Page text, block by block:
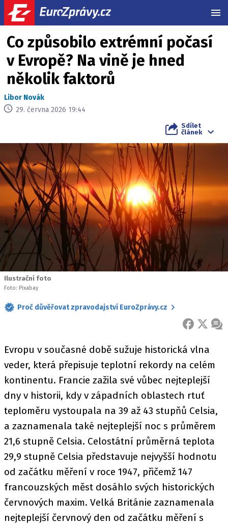
Co způsobilo extrémní počasí
v Evropě? Na vině je hned
několik faktorů
Libor Novák
29. června 2026 19:44
Sdílet
článek
Ilustrační foto
Foto: Pixabay
Proč důvěřovat zpravodajství EuroZprávy.cz
FACEBOOK
X
Evropu v současné době sužuje historická vlna
veder, která přepisuje teplotní rekordy na celém
kontinentu. Francie zažila své vůbec nejteplejší
dny v historii, kdy v západních oblastech rtuť
teploměru vystoupala na 39 až 43 stupňů Celsia,
a zaznamenala také nejteplejší noc s průměrem
21,6 stupně Celsia. Celostátní průměrná teplota
29,9 stupně Celsia představuje nejvyšší hodnotu
od začátku měření v roce 1947, přičemž 147
francouzských měst dosáhlo svých historických
červnových maxim. Velká Británie zaznamenala
nejteplejší červnový den od začátku měření s